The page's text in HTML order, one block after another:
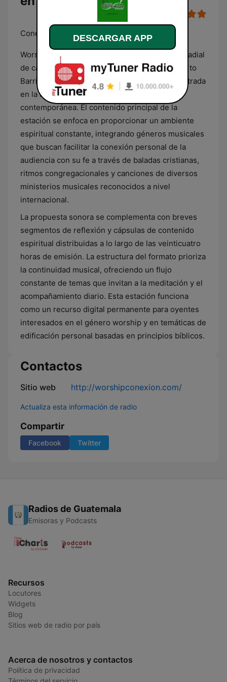
Conectate con Dios
Worship Conexión Guatemala es una emisora radial
de carácter cristiano que transmite desde Puerto
Barrios, Guatemala, con una programación centrada
en la música de adoración y alabanza
contemporánea. El contenido principal de la
estación se enfoca en proporcionar un ambiente
espiritual constante, integrando géneros musicales
que buscan facilitar la conexión personal de la
audiencia con su fe a través de baladas cristianas,
ritmos congregacionales y canciones de diversos
ministerios musicales reconocidos a nivel
internacional.
La propuesta sonora se complementa con breves
segmentos de reflexión y cápsulas de contenido
espiritual distribuidas a lo largo de las veinticuatro
horas de emisión. La estructura del formato prioriza
la continuidad musical, ofreciendo un flujo
constante de temas que invitan a la meditación y el
acompañamiento diario. Esta estación funciona
como un recurso digital permanente para oyentes
interesados en el género worship y en temáticas de
edificación personal basadas en principios bíblicos.
Contactos
Sitio web http://worshipconexion.com/
Actualiza esta información de radio
Compartir
Facebook Twitter
Radios de Guatemala
Emisoras y Podcasts
Recursos
Locutores
Widgets
Blog
Sitios web de radio por país
Acerca de nosotros y contactos
Política de privacidad
DESCARGAR APP